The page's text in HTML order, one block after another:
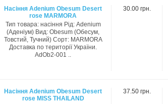
30.00 грн.
Насіння Adenium Obesum Desert
rose MARMORA
Тип товара: насіння Рід: Adenium
(Аденіум) Вид: Obesum (Обесум,
Товстий, Тучний) Сорт: MARMORA
Доставка по території України.
AdOb2-001 ..
37.50 грн.
Насіння Adenium Obesum Desert
rose MISS THAILAND